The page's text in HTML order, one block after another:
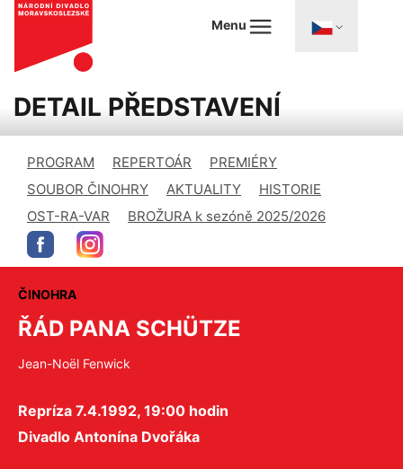
Menu
DETAIL PŘEDSTAVENÍ
PROGRAM REPERTOÁR
PREMIÉRY
SOUBOR ČINOHRY
AKTUALITY
HISTORIE
OST-RA-VAR
BROŽURA k sezóně 2025/2026
ČINOHRA
ŘÁD PANA SCHÜTZE
Jean-Noël Fenwick
Repríza 7.4.1992, 19:00 hodin
Divadlo Antonína Dvořáka